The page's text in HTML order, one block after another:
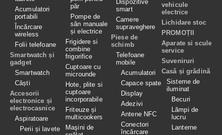
Acumulatori
portabili
Încărcare
wireless
Folii telefoane
Smartwatch și
gadget
Smartwatch
Căști
Accesorii
electronice și
electrocasnice
Aspiratoare
Perii și lavete
păr
Pompe de
sân manuale
și electrice
Frigidere si
combine
frigorifice
Cuptoare cu
microunde
Hote, plite si
cuptoare
incorporabile
Friteuze și
multicookers
Maşini de
Dispozitive
smart
Camere
supraveghere
Piese de
schimb
Telefoane
mobile
Acumulatori
Capace spate
Display
Adezivi
Antene NFC
Conectori
încărcare
vehicule
electrice
Lichidare stoc
PROMOȚII
Aparate si scule
service
Suveniruri
Casă și grădină
Sisteme de
iluminat
Becuri
Lămpi de
lucru
Lanterne